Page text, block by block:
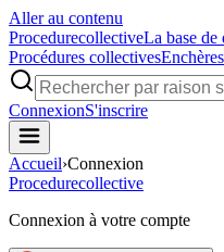
Aller au contenu
ProcedurecollectiveLa base de
Procédures collectivesEnchères
ConnexionS'inscrire
Accueil›Connexion
Procedurecollective
Connexion à votre compte